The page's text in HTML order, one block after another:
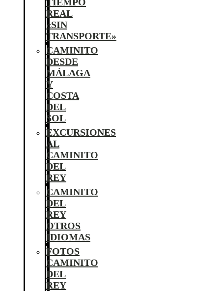
REAL
«SIN
TRANSPORTE»
CAMINITO
DESDE
MÁLAGA
Y
COSTA
DEL
SOL
EXCURSIONES
AL
CAMINITO
DEL
REY
CAMINITO
DEL
REY
OTROS
IDIOMAS
FOTOS
CAMINITO
DEL
REY